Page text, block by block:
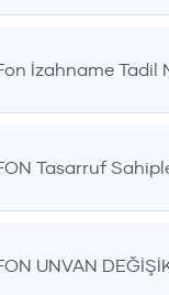
İzahname
Tasarruf
UNVAN